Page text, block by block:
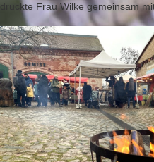
druckte Frau Wilke gemeinsam